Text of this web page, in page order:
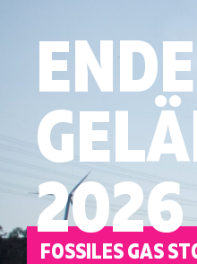
ENDE
2026
FOSSILES GAS